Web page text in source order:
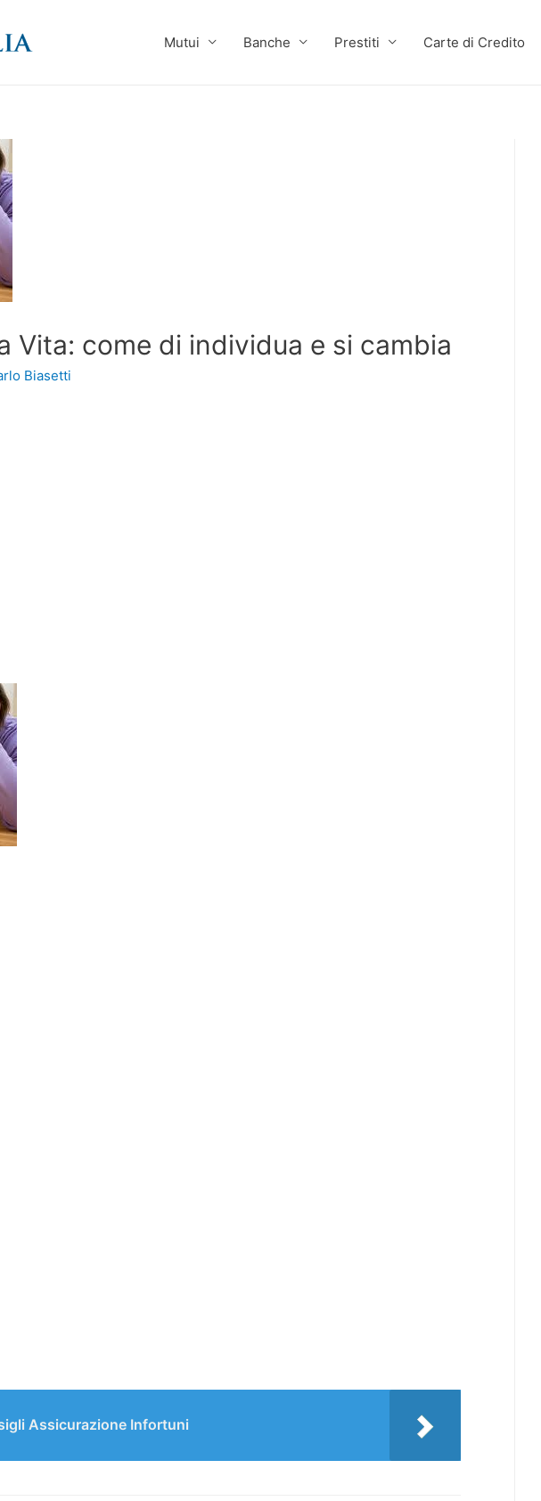
Mutui Banche Prestiti Carte di Credito
Vita: come di individua e si cambia
Biasetti
Assicurazione Infortuni